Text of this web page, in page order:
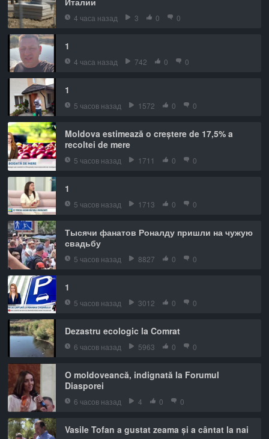
4 часа назад 3 0 0
1
4 часа назад 742 0 0
1
5 часов назад 1572 0 0
Moldova estimează o creștere de 17,5% a
recoltei de mere
5 часов назад 1711 0 0
1
5 часов назад 1713 0 0
Тысячи фанатов Роналду пришли на чужую
свадьбу
5 часов назад 8827 0 0
1
5 часов назад 3012 0 0
Dezastru ecologic la Comrat
6 часов назад 5963 0 0
O moldoveancă, indignată la Forumul
Diasporei
6 часов назад 4 0 0
Vasile Tofan a gustat zeama și a cântat la nai